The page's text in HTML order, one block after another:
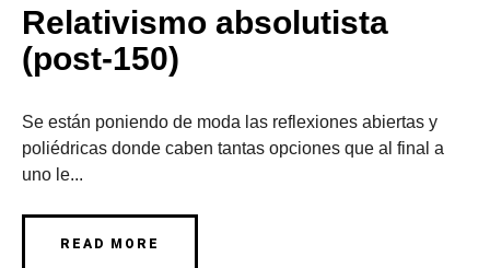
Relativismo absolutista
(post-150)
Se están poniendo de moda las reflexiones abiertas y
poliédricas donde caben tantas opciones que al final a
uno le...
READ MORE